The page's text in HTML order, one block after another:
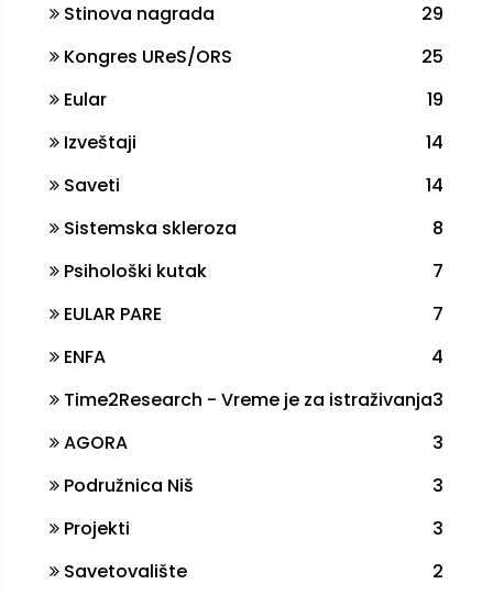
Stinova nagrada
29
Kongres UReS/ORS
25
Eular
19
Izveštaji
14
Saveti
14
Sistemska skleroza
8
Psihološki kutak
7
EULAR PARE
7
ENFA
4
Time2Research - Vreme je za istraživanja3
AGORA
3
Podružnica Niš
3
Projekti
3
Savetovalište
2